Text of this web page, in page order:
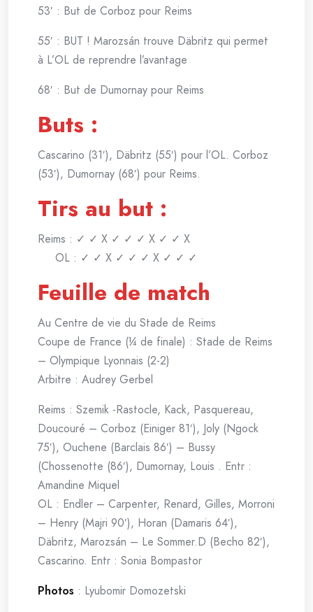
53′ : But de Corboz pour Reims
55′ : BUT ! Marozsán trouve Däbritz qui permet
à L’OL de reprendre l’avantage
68′ : But de Dumornay pour Reims
Buts :
Cascarino (31′), Däbritz (55′) pour l’OL. Corboz
(53′), Dumornay (68′) pour Reims.
Tirs au but :
Reims : ✓ ✓ X ✓ ✓ ✓ X ✓ ✓ X
OL : ✓ ✓ X ✓ ✓ ✓ X ✓ ✓ ✓
Feuille de match
Au Centre de vie du Stade de Reims
Coupe de France (¼ de finale) : Stade de Reims
– Olympique Lyonnais (2-2)
Arbitre : Audrey Gerbel
Reims : Szemik -Rastocle, Kack, Pasquereau,
Doucouré – Corboz (Einiger 81′), Joly (Ngock
75′), Ouchene (Barclais 86′) – Bussy
(Chossenotte (86′), Dumornay, Louis . Entr :
Amandine Miquel
OL : Endler – Carpenter, Renard, Gilles, Morroni
– Henry (Majri 90′), Horan (Damaris 64′),
Däbritz, Marozsán – Le Sommer.D (Becho 82′),
Cascarino. Entr : Sonia Bompastor
Photos : Lyubomir Domozetski